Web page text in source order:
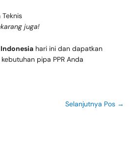
juga!
Indonesiahari ini dan dapatkan
pipa PPR Anda
Selanjutnya Pos →